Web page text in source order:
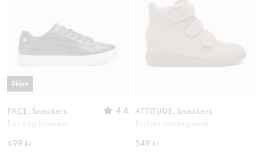
PACE, Sneakers
4.6
En riktig klassiker
699 kr
Skinn
ATTITUDE, Sneakers
Perfekt vardagslook
549 kr